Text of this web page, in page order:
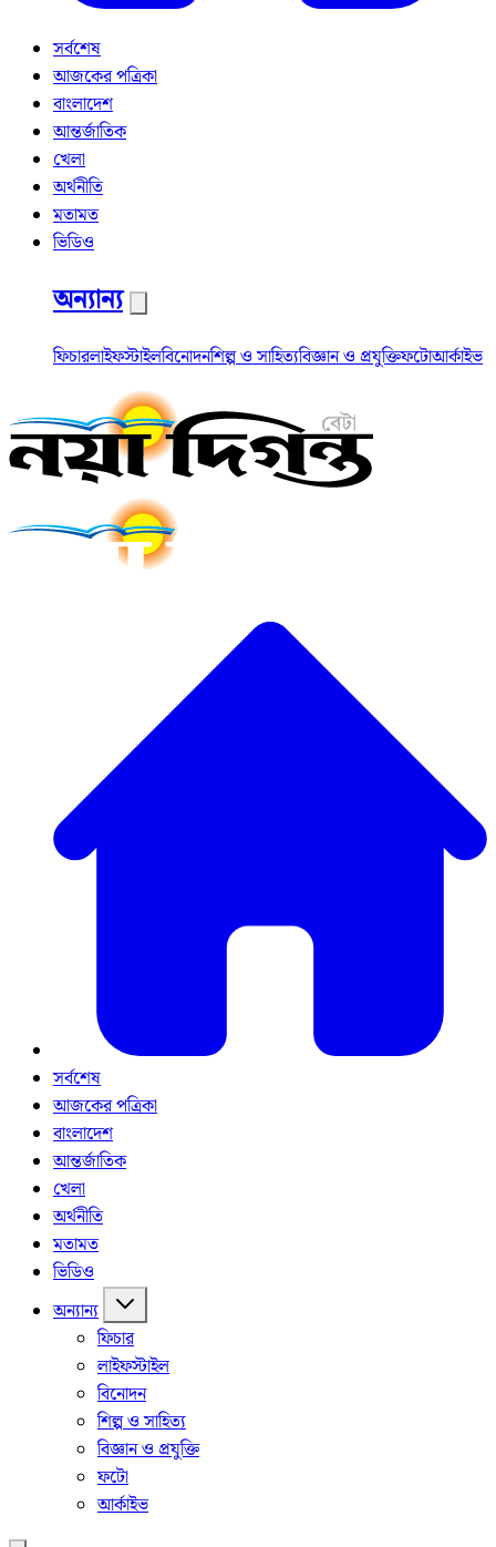
সর্বশেষ
আজকের পত্রিকা
বাংলাদেশ
আন্তর্জাতিক
খেলা
অর্থনীতি
মতামত
ভিডিও
অন্যান্য
ফিচারলাইফস্টাইলবিনোদনশিল্প ও সাহিত্যবিজ্ঞান ও প্রযুক্তিফটোআর্কাইভ
সর্বশেষ
আজকের পত্রিকা
বাংলাদেশ
আন্তর্জাতিক
খেলা
অর্থনীতি
মতামত
ভিডিও
অন্যান্য
ফিচার
লাইফস্টাইল
বিনোদন
শিল্প ও সাহিত্য
বিজ্ঞান ও প্রযুক্তি
ফটো
আর্কাইভ